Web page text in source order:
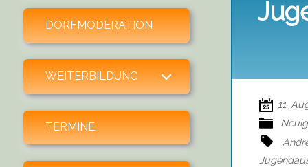
DORFMODERATION
WEITERBILDUNG expand child menu
TERMINE
11.